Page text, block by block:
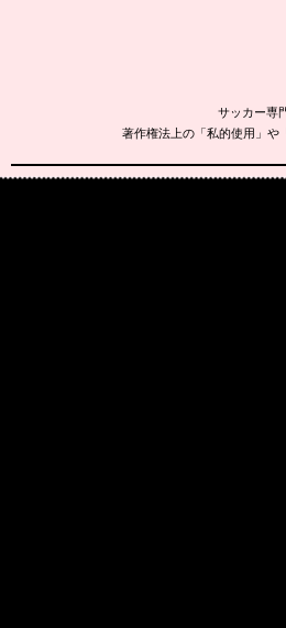
サッカー専
著作権法上の「私的使用」や